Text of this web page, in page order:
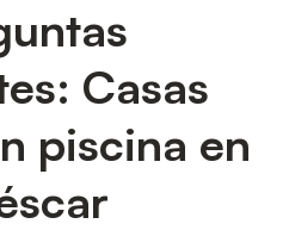
Casas
piscina en